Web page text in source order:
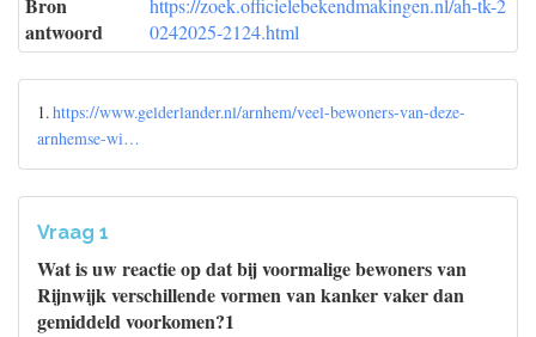
antwoord
https://zoek.officielebekendmakingen.nl/ah-tk-2
0242025-2124.html
1.https://www.gelderlander.nl/arnhem/veel-bewoners-van-deze-
arnhemse-wi…
Vraag 1
Wat is uw reactie op dat bij voormalige bewoners van
Rijnwijk verschillende vormen van kanker vaker dan
gemiddeld voorkomen?1